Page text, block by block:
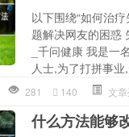
以下围绕“如何治
题解决网友的困惑
_千问健康 我是一
人士,为了打拼事
281 140 文
什么方法能够